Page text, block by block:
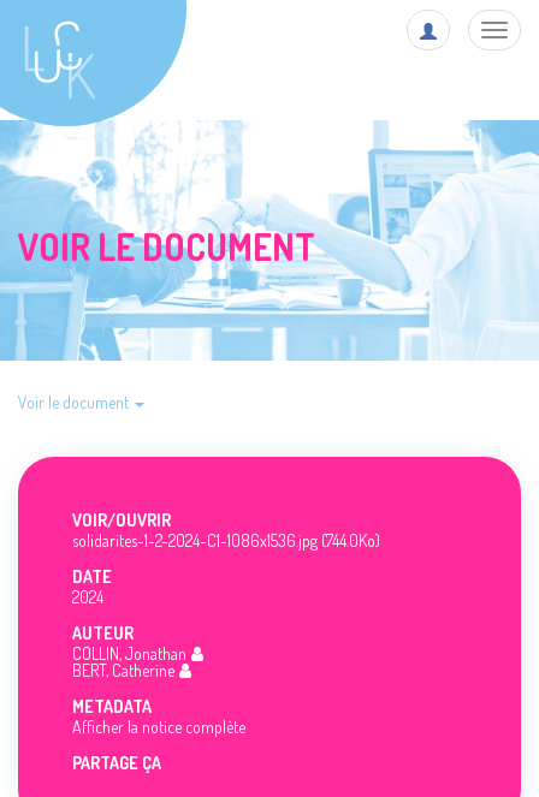
VOIR LE DOCUMENT
Voir le document
VOIR/OUVRIR
solidarites-1-2-2024-C1-1086x1536.jpg (744.0Ko)
DATE
2024
AUTEUR
COLLIN, Jonathan
BERT, Catherine
METADATA
Afficher la notice complète
PARTAGE ÇA